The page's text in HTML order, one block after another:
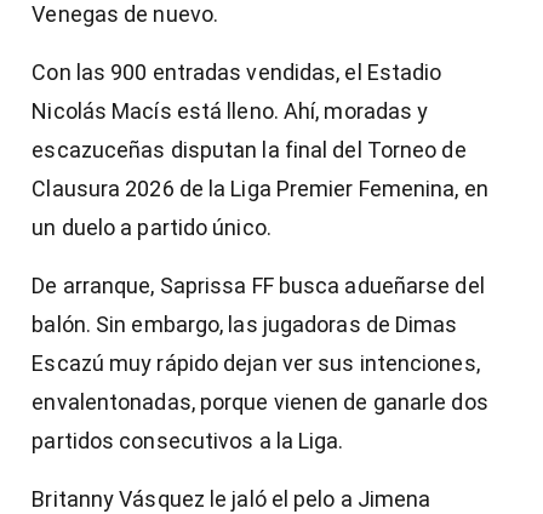
Venegas de nuevo.
Con las 900 entradas vendidas, el Estadio
Nicolás Macís está lleno. Ahí, moradas y
escazuceñas disputan la final del Torneo de
Clausura 2026 de la Liga Premier Femenina, en
un duelo a partido único.
De arranque, Saprissa FF busca adueñarse del
balón. Sin embargo, las jugadoras de Dimas
Escazú muy rápido dejan ver sus intenciones,
envalentonadas, porque vienen de ganarle dos
partidos consecutivos a la Liga.
Britanny Vásquez le jaló el pelo a Jimena